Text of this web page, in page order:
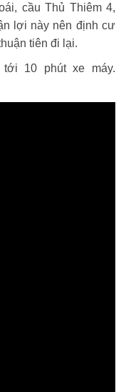
cầu Thủ Thiêm 4,
lợi này nên định cư
tiên đi lại.
10 phút xe máy.